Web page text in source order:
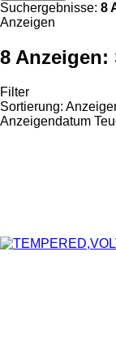
Suchergebnisse: 8
Anzeigen
8 Anzeigen:
Filter
Sortierung:
Anzeigendatum